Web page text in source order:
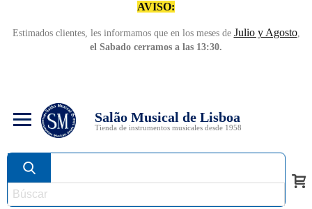
AVISO:
Estimados clientes, les informamos que en los meses de Julio y Agosto,
el Sabado cerramos a las 13:30.
Salão Musical de Lisboa
Tienda de instrumentos musicales desde 1958